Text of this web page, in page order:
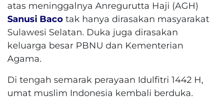
atas meninggalnya Anregurutta Haji (AGH)
Sanusi Baco tak hanya dirasakan masyarakat
Sulawesi Selatan. Duka juga dirasakan
keluarga besar PBNU dan Kementerian
Agama.
Di tengah semarak perayaan Idulfitri 1442 H,
umat muslim Indonesia kembali berduka.